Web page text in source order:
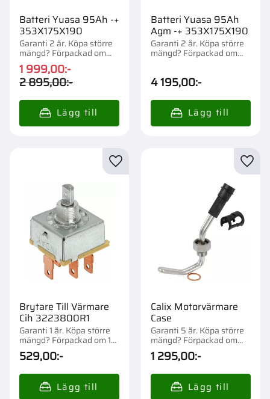
Batteri Yuasa 95Ah -+
353X175X190
Garanti 2 år. Köpa större
mängd? Förpackad om
1/36 st.
1 999,00:-
2 895,00:-
Batteri Yuasa 95Ah
Agm -+ 353X175X190
Garanti 2 år. Köpa större
mängd? Förpackad om
1/36 st.
4 195,00:-
Brytare Till Värmare
Cih 3223800R1
Garanti 1 år. Köpa större
mängd? Förpackad om 1
st.
529,00:-
Lägg till i favoriter
Calix Motorvärmare
Case
Garanti 5 år. Köpa större
mängd? Förpackad om
1/10 st.
1 295,00:-